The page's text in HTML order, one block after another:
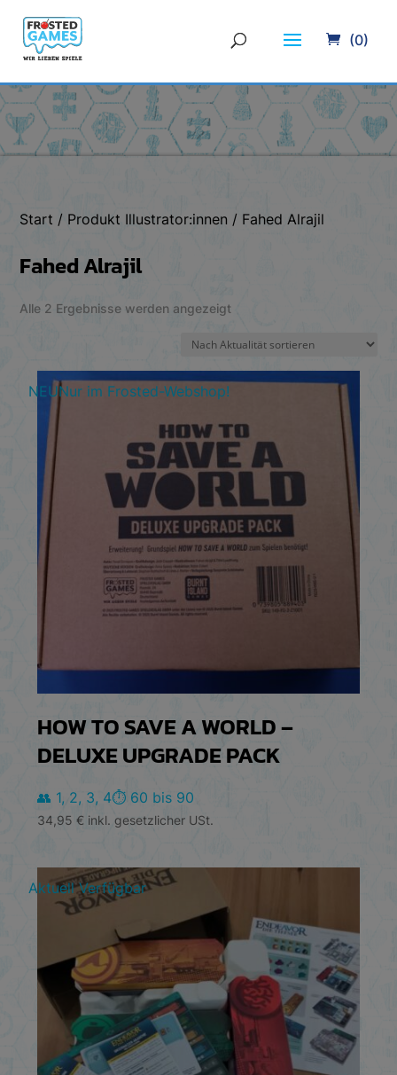
(0)
Start / Produkt Illustrator:innen / Fahed Alrajil
Fahed Alrajil
Alle 2 Ergebnisse werden angezeigt
NEUNur im Frosted-Webshop!
HOW TO SAVE A WORLD –
DELUXE UPGRADE PACK
👥 1, 2, 3, 4⏱️ 60 bis 90
34,95 € inkl. gesetzlicher USt.
Aktuell Verfügbar